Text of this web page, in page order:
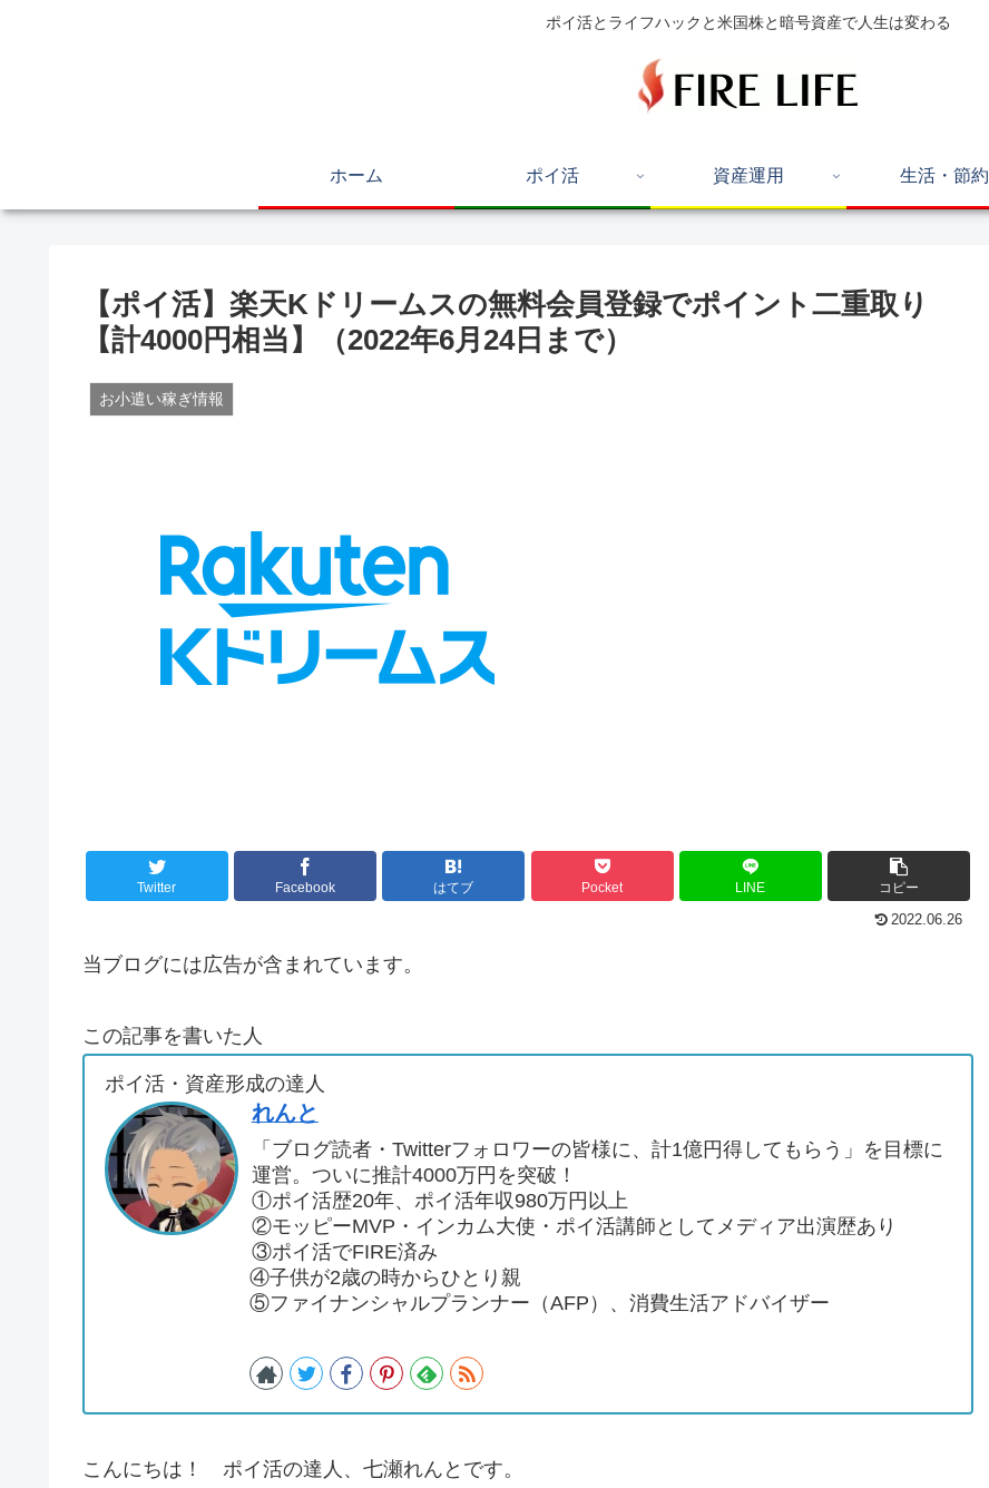
ポイ活とライフハックと米国株と暗号資産で人生は変わる
ホーム ポイ活 資産運用 生活・節約
【ポイ活】楽天Kドリームスの無料会員登録でポイント二重取り
【計4000円相当】（2022年6月24日まで）
お小遣い稼ぎ情報
Twitter Facebook はてブ Pocket LINE コピー
2022.06.26
当ブログには広告が含まれています。
この記事を書いた人
ポイ活・資産形成の達人
れんと
「ブログ読者・Twitterフォロワーの皆様に、計1億円得してもらう」を目標に
運営。ついに推計4000万円を突破！
①ポイ活歴20年、ポイ活年収980万円以上
②モッピーMVP・インカム大使・ポイ活講師としてメディア出演歴あり
③ポイ活でFIRE済み
④子供が2歳の時からひとり親
⑤ファイナンシャルプランナー（AFP）、消費生活アドバイザー
こんにちは！ ポイ活の達人、七瀬れんとです。